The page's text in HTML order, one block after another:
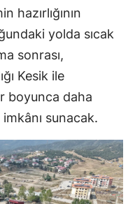
hazırlığının
yolda sıcak
sonrası,
Kesik ile
boyunca daha
sunacak.